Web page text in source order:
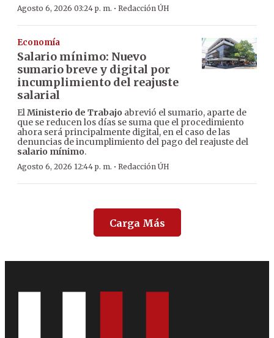
Agosto 6, 2026 03:24 p. m. · Redacción ÚH
Economía
Salario mínimo: Nuevo
sumario breve y digital por
incumplimiento del reajuste
salarial
ElMinisterio de Trabajo abrevió el sumario, aparte de
que se reducen los días se suma que el procedimiento
ahora será principalmente digital, en el caso de las
denuncias de incumplimiento del pago del reajuste del
salario mínimo.
Agosto 6, 2026 12:44 p. m. · Redacción ÚH
Carga Más